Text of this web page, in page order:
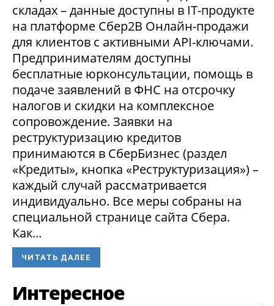
складах – данные доступны в IT-продукте
на платформе Сбер2В Онлайн-продажи
для клиентов с активными API-ключами.
Предпринимателям доступны
бесплатные юрконсультации, помощь в
подаче заявлений в ФНС на отсрочку
налогов и скидки на комплексное
сопровождение. Заявки на
реструктуризацию кредитов
принимаются в СберБизнес (раздел
«Кредиты», кнопка «Реструктуризация») –
каждый случай рассматривается
индивидуально. Все меры собраны на
специальной странице сайта Сбера.
Как...
ЧИТАТЬ ДАЛЕЕ
Интересное